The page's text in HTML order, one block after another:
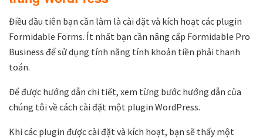
Điều đầu tiên bạn cần làm là cài đặt và kích hoạt các plugin
Formidable Forms. Ít nhất bạn cần nâng cấp Formidable Pro
Business để sử dụng tính năng tính khoản tiền phải thanh
toán.
Để được hướng dẫn chi tiết, xem từng bước hướng dẫn của
chúng tôi về cách cài đặt một plugin WordPress.
Khi các plugin được cài đặt và kích hoạt, bạn sẽ thấy một